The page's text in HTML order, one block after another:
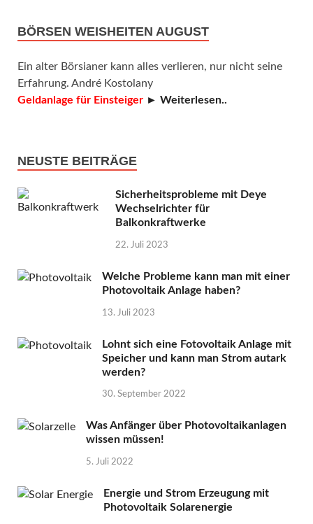
BÖRSEN WEISHEITEN AUGUST
Ein alter Börsianer kann alles verlieren, nur nicht seine
Erfahrung. André Kostolany
Geldanlage für Einsteiger ► Weiterlesen..
NEUSTE BEITRÄGE
Sicherheitsprobleme mit Deye
Wechselrichter für
Balkonkraftwerke
22. Juli 2023
Welche Probleme kann man mit einer
Photovoltaik Anlage haben?
13. Juli 2023
Lohnt sich eine Fotovoltaik Anlage mit
Speicher und kann man Strom autark
werden?
30. September 2022
Was Anfänger über Photovoltaikanlagen
wissen müssen!
5. Juli 2022
Energie und Strom Erzeugung mit
Photovoltaik Solarenergie